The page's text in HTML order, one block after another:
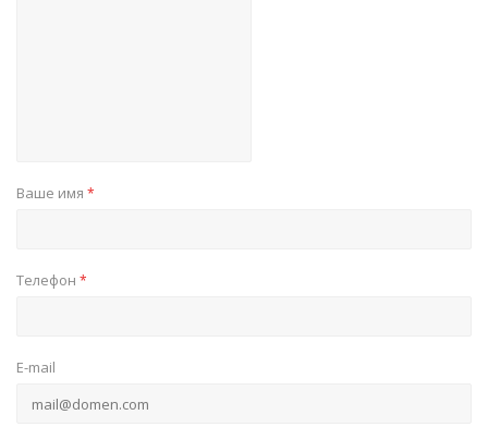
Ваше имя *
Телефон *
E-mail